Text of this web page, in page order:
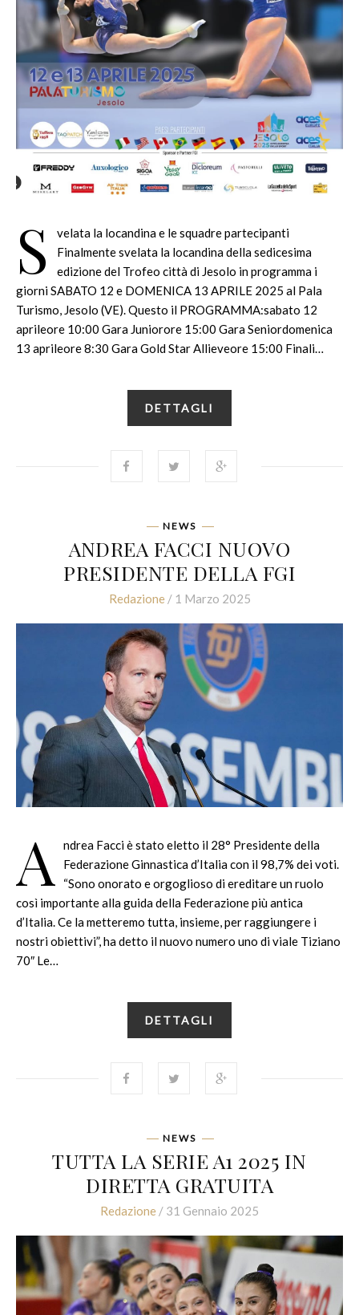
S
velata la locandina e le squadre partecipanti
Finalmente svelata la locandina della sedicesima
edizione del Trofeo città di Jesolo in programma i
giorni SABATO 12 e DOMENICA 13 APRILE 2025 al Pala
Turismo, Jesolo (VE). Questo il PROGRAMMA:sabato 12
aprileore 10:00 Gara Juniorore 15:00 Gara Seniordomenica
13 aprileore 8:30 Gara Gold Star Allieveore 15:00 Finali…
DETTAGLI
NEWS
ANDREA FACCI NUOVO
PRESIDENTE DELLA FGI
Redazione/ 1 Marzo 2025
A ndrea Facci è stato eletto il 28° Presidente della
Federazione Ginnastica d’Italia con il 98,7% dei voti.
“Sono onorato e orgoglioso di ereditare un ruolo
così importante alla guida della Federazione più antica
d’Italia. Ce la metteremo tutta, insieme, per raggiungere i
nostri obiettivi”, ha detto il nuovo numero uno di viale Tiziano
70″ Le…
DETTAGLI
NEWS
TUTTA LA SERIE A1 2025 IN
DIRETTA GRATUITA
Redazione / 31 Gennaio 2025